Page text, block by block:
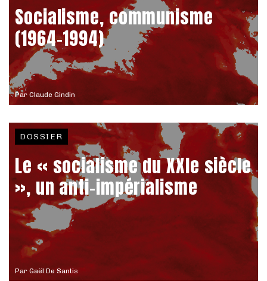
Par Claude Gindin
Socialisme, communisme
(1964-1994)
Par Gaël De Santis
DOSSIER
Le « socialisme du XXIe siècle
», un anti-impérialisme